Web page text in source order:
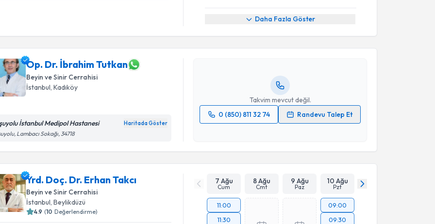
Daha Fazla Göster
Op. Dr. İbrahim Tutkan
Beyin ve Sinir Cerrahisi
İstanbul , Kadıköy
İstanbul Medipol Hastanesi Haritada Göster
Lambacı Sokağı, 34718
Takvim mevcut değil.
0 (850) 811 32 74
Randevu Talep Et
Randevu Takvimi Talebi
Takvim Talebini Gönder
Yrd. Doç. Dr. Erhan Takcı
Beyin ve Sinir Cerrahisi
İstanbul , Beylikdüzü
4.9 (10 Değerlendirme)
7 Ağu
Cum
8 Ağu
Cmt
9 Ağu
Paz
10 Ağu
Pzt
11:00
11:30
09:00
09:30